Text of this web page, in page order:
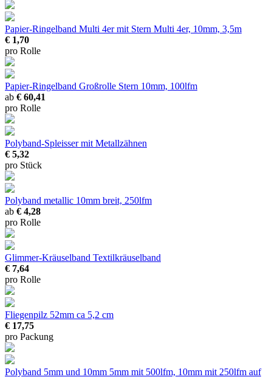
Papier-Ringelband Multi 4er mit Stern Multi 4er, 10mm, 3,5m
€ 1,70
pro Rolle
Papier-Ringelband Großrolle Stern 10mm, 100lfm
ab € 60,41
pro Rolle
Polyband-Spleissermit Metallzähnen
€ 5,32
pro Stück
Polyband metallic 10mm breit, 250lfm
ab € 4,28
pro Rolle
Glimmer-Kräuselband Textilkräuselband
€ 7,64
pro Rolle
Fliegenpilz 52mm ca 5,2 cm
€ 17,75
pro Packung
Polyband 5mm und 10mm 5mm mit 500lfm, 10mm mit 250lfm auf